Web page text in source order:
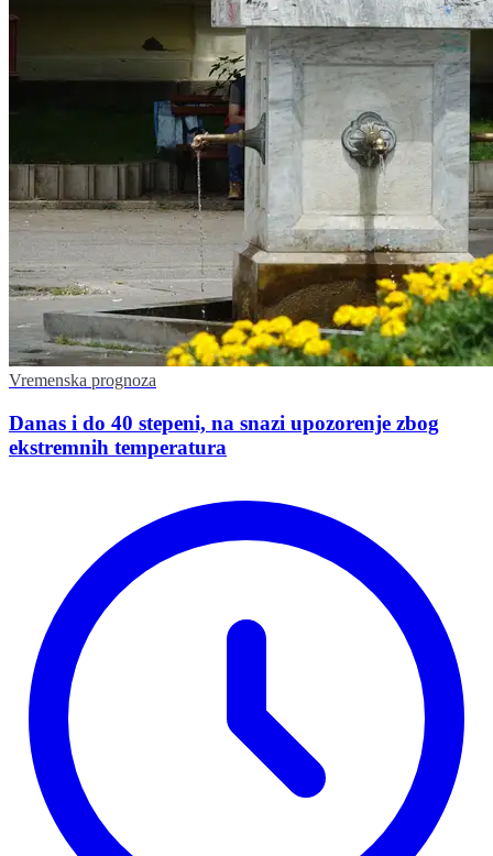
Vremenska prognoza
Danas i do 40 stepeni, na snazi upozorenje zbog
ekstremnih temperatura